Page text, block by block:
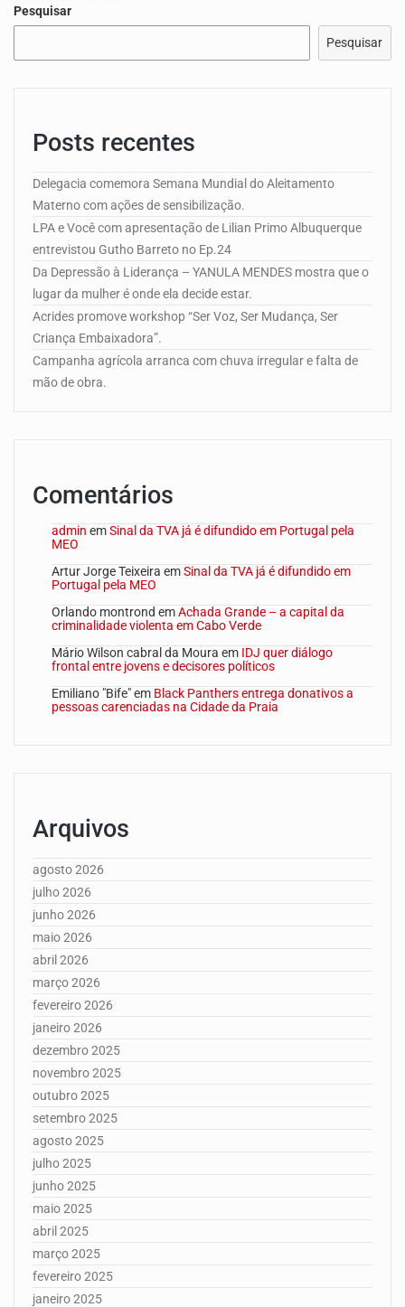
Pesquisar
Pesquisar
Posts recentes
Delegacia comemora Semana Mundial do Aleitamento
Materno com ações de sensibilização.
LPA e Você com apresentação de Lilian Primo Albuquerque
entrevistou Gutho Barreto no Ep.24
Da Depressão à Liderança – YANULA MENDES mostra que o
lugar da mulher é onde ela decide estar.
Acrides promove workshop “Ser Voz, Ser Mudança, Ser
Criança Embaixadora”.
Campanha agrícola arranca com chuva irregular e falta de
mão de obra.
Comentários
admin emSinal da TVA já é difundido em Portugal pela
MEO
Artur Jorge Teixeira emSinal da TVA já é difundido em
Portugal pela MEO
Orlando montrond emAchada Grande – a capital da
criminalidade violenta em Cabo Verde
Mário Wilson cabral da Moura em IDJ quer diálogo
frontal entre jovens e decisores políticos
Emiliano "Bife"em Black Panthers entrega donativos a
pessoas carenciadas na Cidade da Praia
Arquivos
agosto 2026
julho 2026
junho 2026
maio 2026
abril 2026
março 2026
fevereiro 2026
janeiro 2026
dezembro 2025
novembro 2025
outubro 2025
setembro 2025
agosto 2025
julho 2025
junho 2025
maio 2025
abril 2025
março 2025
fevereiro 2025
janeiro 2025